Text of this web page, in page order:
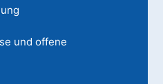
und offene